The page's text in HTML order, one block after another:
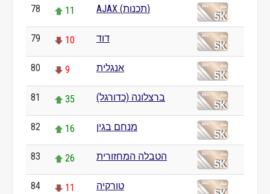
78 11 AJAX (תכנות)
79 10 דוד
80 9 אנגלית
81 35 ברצלונה (כדורגל)
82 16 מנחם בגין
83 26 הטבלה המחזורית
84 11 טורקיה